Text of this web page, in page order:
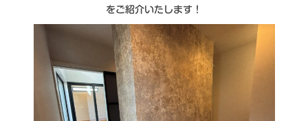
テクノロジー
建築実例
モデルハウス検索・見学予約
モデルハウス見学予約
平塚店 TOPへ
をご紹介いたします！